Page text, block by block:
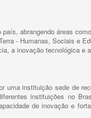
abrangendo áreas
- Humanas, Sociais e
a inovação tecnológica e
uma instituição sede de
instituições no
de inovação e